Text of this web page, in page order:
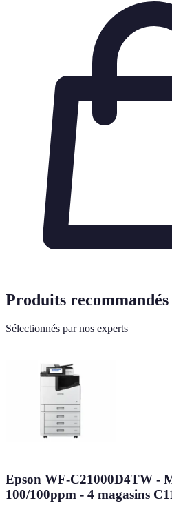
Produits recommandés
Sélectionnés par nos experts
Epson WF-C21000D4TW -
100/100ppm - 4 magasins